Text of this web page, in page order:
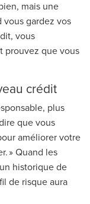
mais une
vous gardez vos
vous
prouvez que vous
crédit
plus
que vous
améliorer votre
» Quand les
historique de
de risque aura